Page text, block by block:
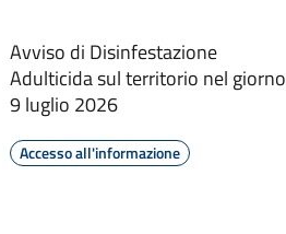
Avviso di Disinfestazione
Adulticida sul territorio nel giorno
9 luglio 2026
Accesso all'informazione